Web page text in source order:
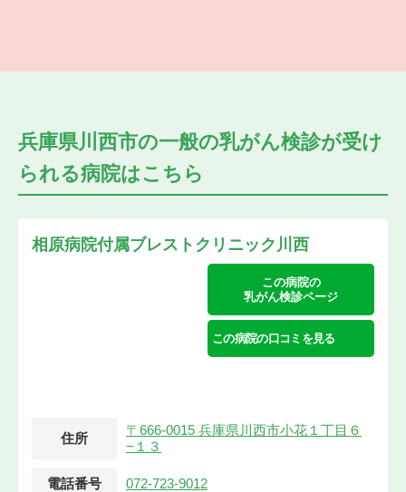
兵庫県川西市の一般の乳がん検診が受け
られる病院はこちら
相原病院付属ブレストクリニック川西
この病院の
乳がん検診ページ
この病院の口コミを見る
住所
〒666-0015 兵庫県川西市小花１丁目６
−１３
電話番号 072-723-9012